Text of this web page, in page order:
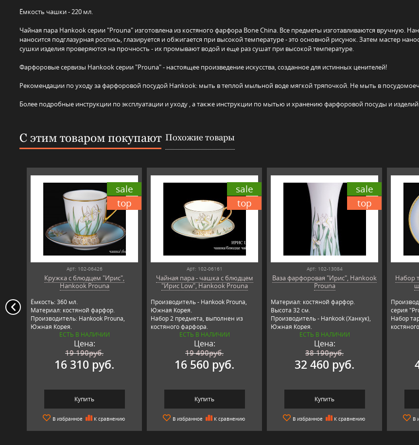
Ёмкость чашки - 220 мл.
Чайная пара Hankook серии "Prouna" изготовлена из костяного фарфора Bone China. Все предметы изготавливаются вручную.
наносится подглазурная роспись, глазируется и обжигается при высокой температуре - это основной рисунок. Затем мастер
сушки изделия проверяются на прочность - их промывают водой и еще раз сушат при высокой температуре.
Фарфоровые сервизы Hankook серии "Prouna" - настоящее произведение искусства, созданное для истинных ценителей!
Рекомендации по уходу за фарфоровой посудой Hankook: мыть в теплой мыльной воде мягкой тряпочкой. Не мыть в
Более подробные инструкции по эксплуатации и уходу , а также инструкции по мытью и хранению фарфоровой посуды и
С этим товаром покупают Похожие товары
sale
top
Арт: 102-06426
Кружка с блюдцем "Ирис",
Hankook Prouna
Ёмкость: 360 мл.
Материал: костяной фарфор.
Производитель: Hankook Prouna,
Южная Корея.
ЕСТЬ В НАЛИЧИИ
Цена:
19 190руб.
16 310 руб.
Купить
В избранное К сравнению
sale
top
Арт: 102-06161
Чайная пара - чашка с блюдцем
"Ирис Low", Hankook Prouna
Производитель - Hankook Prouna,
Южная Корея.
Набор 2 предмета, выполнен из
костяного фарфора.
ЕСТЬ В НАЛИЧИИ
Цена:
19 490руб.
16 560 руб.
Купить
В избранное К сравнению
sale
top
Арт: 102-13084
Ваза фарфоровая "Ирис", Hankook
Prouna
Материал: костяной фарфор.
Высота 32 см.
Производитель - Hankook (Ханкук),
Южная Корея.
Серия Prouna (Прауна).
ЕСТЬ В НАЛИЧИИ
Цена:
38 190руб.
32 460 руб.
Купить
В избранное К сравнению
Набор
серия
Набор
премиум
В